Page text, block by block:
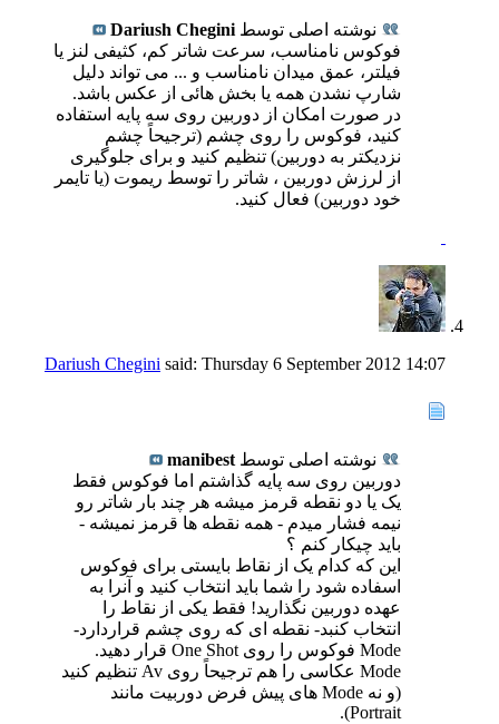
نوشته اصلی توسط Dariush Chegini
فوکوس نامناسب، سرعت شاتر کم، کثیفی لنز یا
فیلتر، عمق میدان نامناسب و ... می تواند دلیل
شارپ نشدن همه یا بخش هائی از عکس باشد.
در صورت امکان از دوربین روی سه پایه استفاده
کنید، فوکوس را روی چشم (ترجیحاً چشم
نزدیکتر به دوربین) تنظیم کنید و برای جلوگیری
از لرزش دوربین ، شاتر را توسط ریموت (یا تایمر
خود دوربین) فعال کنید.
Dariush Chegini said: Thursday 6 September 2012 14:07
نوشته اصلی توسط manibest
دوربین روی سه پایه گذاشتم اما فوکوس فقط
یک یا دو نقطه قرمز میشه هر چند بار شاتر رو
نیمه فشار میدم - همه نقطه ها قرمز نمیشه -
باید چیکار کنم ؟
این که کدام یک از نقاط بایستی برای فوکوس
اسفاده شود را شما باید انتخاب کنید و آنرا به
عهده دوربین نگذارید! فقط یکی از نقاط را
انتخاب کنبد- نقطه ای که روی چشم قراردارد-
Mode فوکوس را روی One Shot قرار دهید.
Mode عکاسی را هم ترجیحاً روی Av تنظیم کنید
(و نه Mode های پیش فرض دوربیت مانند
Portrait).